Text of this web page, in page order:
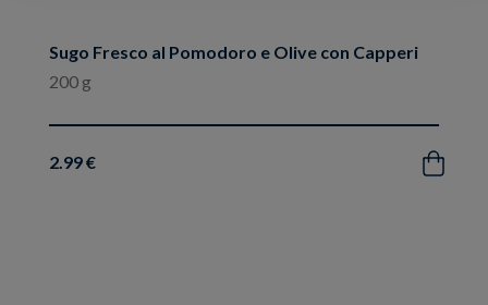
Sugo Fresco al Pomodoro e Olive con Capperi
200 g
2.99 € Acquista